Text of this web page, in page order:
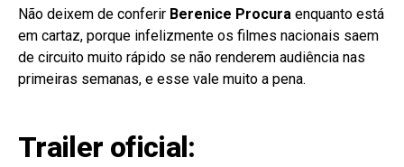
Não deixem de conferir Berenice Procura enquanto está
em cartaz, porque infelizmente os filmes nacionais saem
de circuito muito rápido se não renderem audiência nas
primeiras semanas, e esse vale muito a pena.
Trailer oficial: